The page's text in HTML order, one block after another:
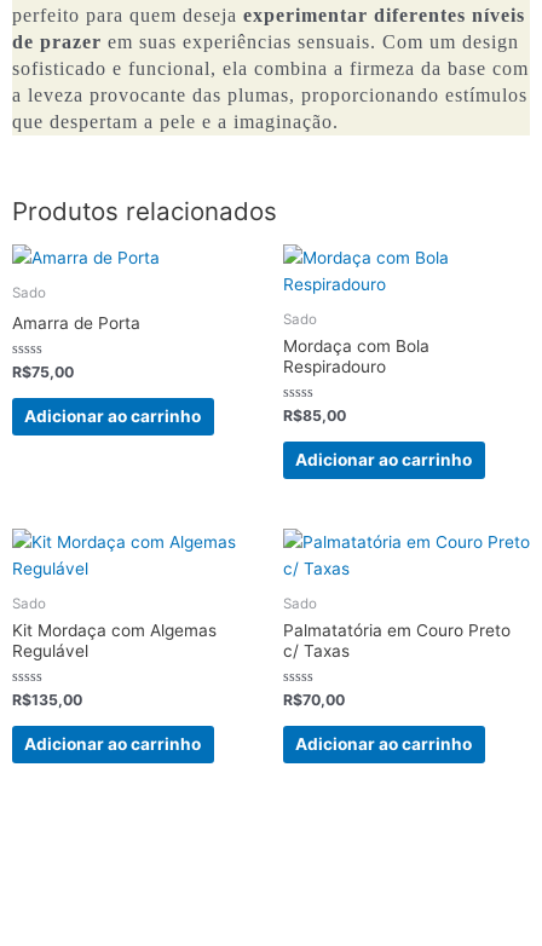
perfeito para quem deseja experimentar diferentes níveis
de prazer em suas experiências sensuais. Com um design
sofisticado e funcional, ela combina a firmeza da base com
a leveza provocante das plumas, proporcionando estímulos
que despertam a pele e a imaginação.
Produtos relacionados
Sado
Amarra de Porta
Avaliação
de
R$75,00
Adicionar ao carrinho
Sado
Mordaça com Bola
Respiradouro
Avaliação
de
R$85,00
Adicionar ao carrinho
Sado
Kit Mordaça com Algemas
Regulável
Avaliação
de
R$135,00
Adicionar ao carrinho
Sado
Palmatatória em Couro Preto
c/ Taxas
Avaliação
de
R$70,00
Adicionar ao carrinho